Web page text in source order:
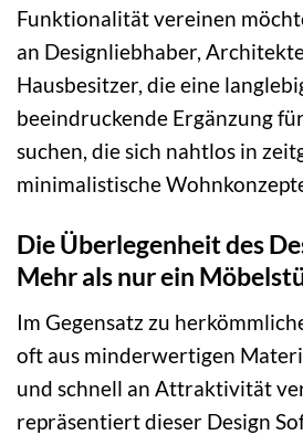
Funktionalität vereinen
an Designliebhaber,
Hausbesitzer, die eine
beeindruckende Ergänzung
suchen, die sich nahtlos in
minimalistische
Die Überlegenheit des
Mehr als nur ein
Im Gegensatz zu
oft aus minderwertigen
und schnell an Attraktivität
repräsentiert dieser Design